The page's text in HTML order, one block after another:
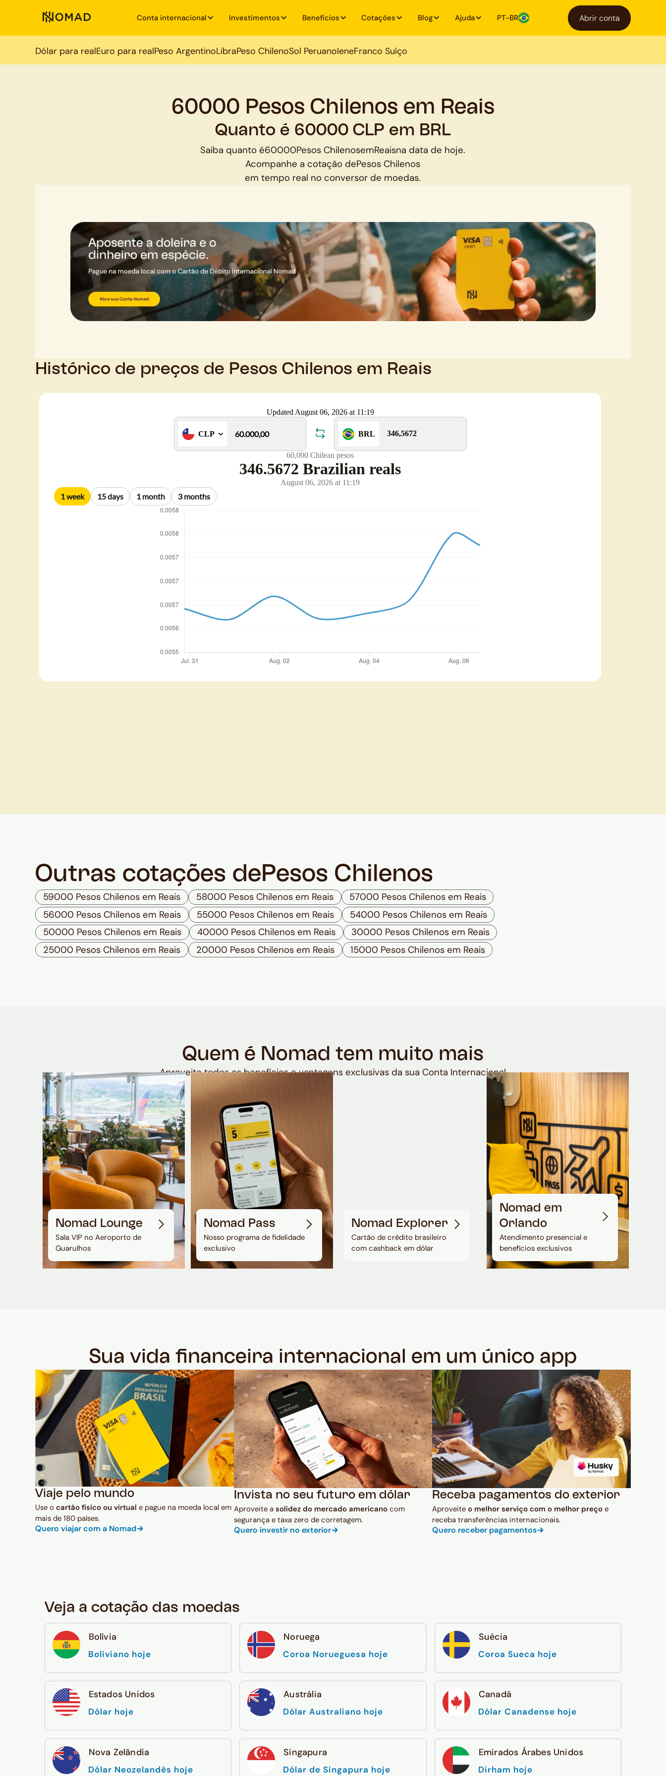
Conta internacional Investimentos Benefícios Cotações Blog Ajuda PT-BR Abrir conta
Dólar para realEuro para realPeso ArgentinoLibraPeso ChilenoSol PeruanoIeneFranco Suíço
60000 Pesos Chilenos em Reais
Quanto é 60000 CLP em BRL
Saiba quanto é60000Pesos ChilenosemReaisna data de hoje.
Acompanhe a cotação dePesos Chilenos
em tempo real no conversor de moedas.
Histórico de preços de Pesos Chilenos em Reais
Outras cotações de Pesos Chilenos
59000 Pesos Chilenos em Reais 58000 Pesos Chilenos em Reais
57000 Pesos Chilenos em Reais
56000 Pesos Chilenos em Reais
55000 Pesos Chilenos em Reais
54000 Pesos Chilenos em Reais
50000 Pesos Chilenos em Reais
40000 Pesos Chilenos em Reais
30000 Pesos Chilenos em Reais
25000 Pesos Chilenos em Reais
20000 Pesos Chilenos em Reais 15000 Pesos Chilenos em Reais
Quem é Nomad tem muito mais
Aproveite todos os benefícios e vantagens exclusivas da sua Conta Internacional
Nomad Lounge
Sala VIP no Aeroporto de
Guarulhos
Nomad Pass
Nosso programa de fidelidade
exclusivo
Nomad Explorer
Cartão de crédito brasileiro
com cashback em dólar
Nomad em
Orlando
Atendimento presencial e
benefícios exclusivos
Sua vida financeira internacional em um único app
Viaje pelo mundo
Use o cartão físico ou virtual e pague na moeda local em
mais de 180 países.
Quero viajar com a Nomad
Invista no seu futuro em dólar
Aproveite a solidez do mercado americanocom
segurança e taxa zero de corretagem.
Quero investir no exterior
Receba pagamentos do exterior
Aproveiteo melhor serviço com o melhor preço e
receba transferências internacionais.
Quero receber pagamentos
Veja a cotação das moedas
Bolívia
Boliviano hoje
Noruega
Coroa Norueguesa hoje
Suécia
Coroa Sueca hoje
Estados Unidos
Dólar hoje
Austrália
Dólar Australiano hoje
Canadá
Dólar Canadense hoje
Nova Zelândia
Dólar Neozelandês hoje
Singapura
Dólar de Singapura hoje
Emirados Árabes Unidos
Dirham hoje